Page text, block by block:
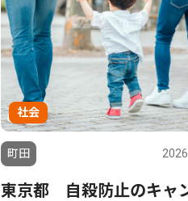
社会
町田
東京都 自殺防止のキャ